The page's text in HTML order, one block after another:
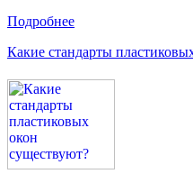
Подробнее
Какие стандарты